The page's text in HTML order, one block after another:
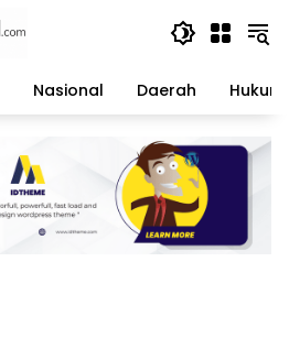
Nasional Daerah